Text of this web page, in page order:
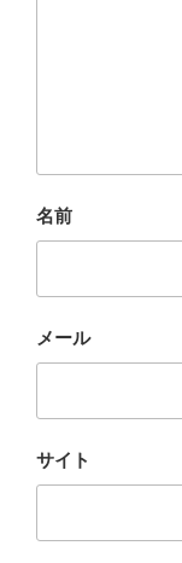
名前
メール
サイト